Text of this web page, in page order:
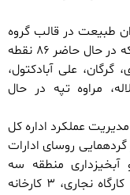
طبیعت در قالب گروه
های ۱۱ نفره نیز در استان انجام شده است که در حال حاضر ۸۶ نقطه
علی آبادکتول،
مراوه تپه در حال
عملکرد اداره کل
روسای ادارات
آبخیزداری منطقه سه
کشوراظهار کرد: ۷۴ محل دپوی چوب، ۳۷۷ کارگاه نجاری، ۳ کارخانه